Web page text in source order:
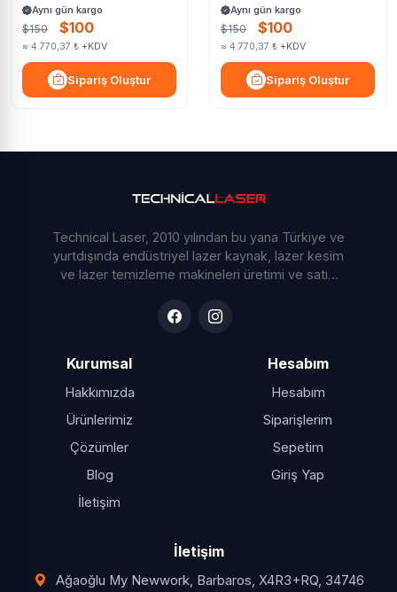
Aynı gün kargo
$150 $100
≈ 4.770,37 ₺ +KDV
Sipariş Oluştur
Aynı gün kargo
$150 $100
≈ 4.770,37 ₺ +KDV
Sipariş Oluştur
Technical Laser, 2010 yılından bu yana Türkiye ve
yurtdışında endüstriyel lazer kaynak, lazer kesim
ve lazer temizleme makineleri üretimi ve satışı
deneyimli mühendis kadromuzla sektöre yön
Kurumsal
Hakkımızda
Ürünlerimiz
Çözümler
Blog
İletişim
Hesabım
Hesabım
Siparişlerim
Sepetim
Giriş Yap
İletişim
Ağaoğlu My Newwork, Barbaros, X4R3+RQ, 34746